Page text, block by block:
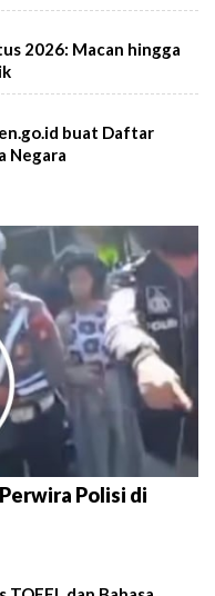
2026: Macan hingga
buat Daftar
Negara
Polisi di